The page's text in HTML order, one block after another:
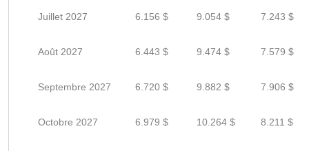
Juillet 2027 6.156 $ 9.054 $ 7.243 $
Août 2027 6.443 $ 9.474 $ 7.579 $
Septembre 2027 6.720 $ 9.882 $ 7.906 $
Octobre 2027 6.979 $ 10.264 $ 8.211 $